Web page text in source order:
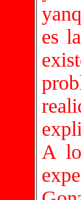
es
A